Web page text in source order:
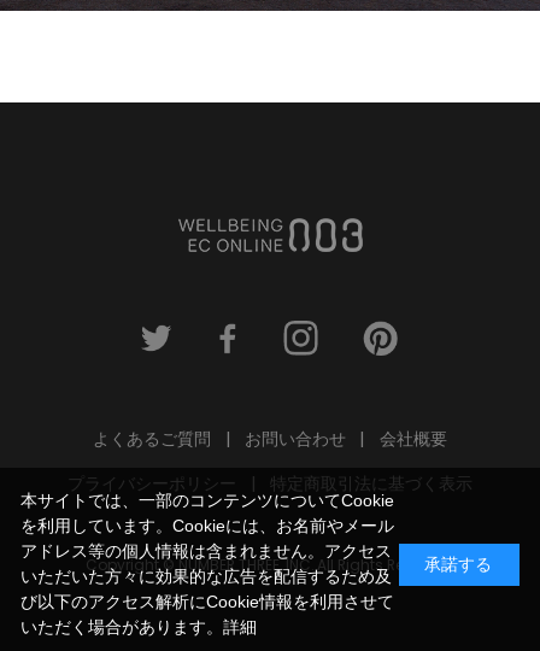
よくあるご質問 お問い合わせ
会社概要
プライバシーポリシー
特定商取引法に基づく表示
Copyright © NUMBER THREE, INC. All Rights Reserved.
本サイトでは、一部のコンテンツについてCookie
を利用しています。Cookieには、お名前やメール
アドレス等の個人情報は含まれません。アクセス
いただいた方々に効果的な広告を配信するため及
び以下のアクセス解析にCookie情報を利用させて
いただく場合があります。 詳細
承諾する